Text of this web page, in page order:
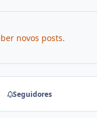
novos posts.
Seguidores